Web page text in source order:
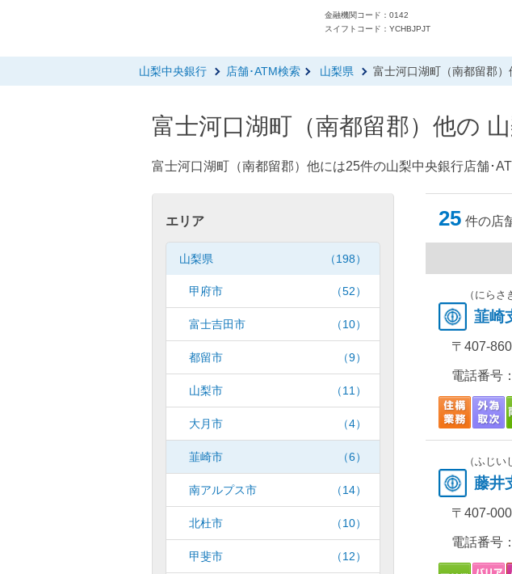
金融機関コード：0142
スイフトコード：YCHBJPJT
山梨中央銀行 店舗･ATM検索 山梨県 富士河口湖町（南都留郡
富士河口湖町（南都留郡）他の
富士河口湖町（南都留郡）他には25件の山梨中央銀行店舗･
エリア
山梨県 （198）
甲府市 （52）
富士吉田市 （10）
都留市 （9）
山梨市 （11）
大月市 （4）
韮崎市 （6）
南アルプス市 （14）
北杜市 （10）
甲斐市 （12）
25 件の店
（にらさ
韮崎
〒407-
電話番号：
（ふじい
藤井
〒407-
電話番号：